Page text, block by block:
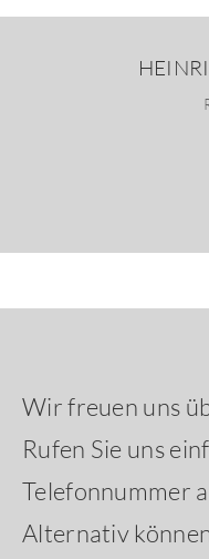
Wir freuen uns
Rufen Sie uns
Telefonnummer
Alternativ